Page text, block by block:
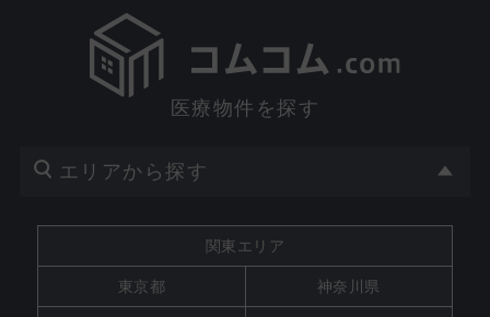
医療物件を探す
エリアから探す
関東エリア
東京都 神奈川県